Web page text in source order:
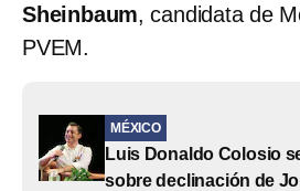
Sheinbaum, candidata de
PVEM.
MÉXICO
Luis Donaldo Colosio
sobre declinación de